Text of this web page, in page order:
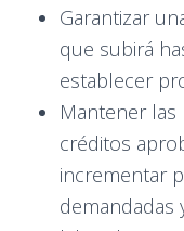
Garantizar
que subirá
establecer
Mantener las
créditos
incrementar
demandadas